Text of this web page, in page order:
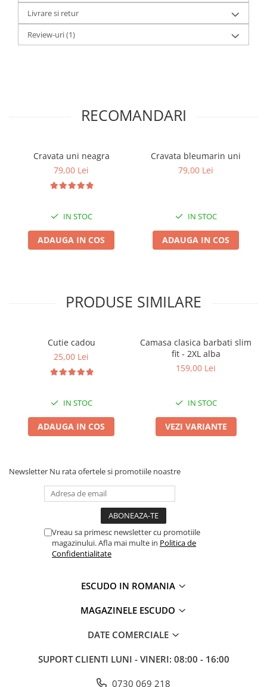
Livrare si retur
Review-uri(1)
RECOMANDARI
Cravata uni neagra
79,00 Lei
IN STOC
ADAUGA IN COS
Cravata bleumarin uni
79,00 Lei
IN STOC
ADAUGA IN COS
PRODUSE SIMILARE
Cutie cadou
25,00 Lei
IN STOC
ADAUGA IN COS
Camasa clasica barbati slim
fit - 2XL alba
159,00 Lei
IN STOC
VEZI VARIANTE
Newsletter Nu rata ofertele si promotiile noastre
Vreau sa primesc newsletter cu promotiile
magazinului. Afla mai multe in Politica de
Confidentialitate
ESCUDO IN ROMANIA
MAGAZINELE ESCUDO
DATE COMERCIALE
SUPORT CLIENTI LUNI - VINERI: 08:00 - 16:00
0730 069 218